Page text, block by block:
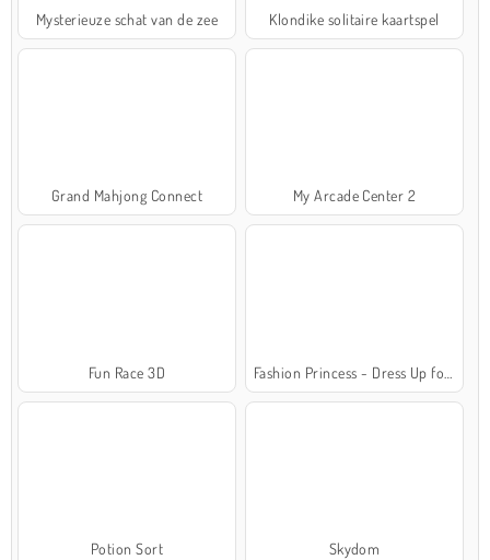
Mysterieuze schat van de zee Klondike solitaire kaartspel
Grand Mahjong Connect My Arcade Center 2
Fun Race 3D
Potion Sort Skydom